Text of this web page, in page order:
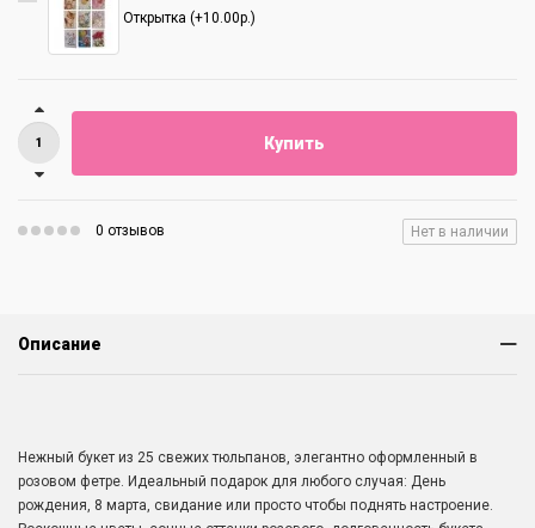
Открытка (+10.00р.)
Купить
0 отзывов Нет в наличии
Описание
Нежный букет из 25 свежих тюльпанов, элегантно оформленный в
розовом фетре. Идеальный подарок для любого случая: День
рождения, 8 марта, свидание или просто чтобы поднять настроение.